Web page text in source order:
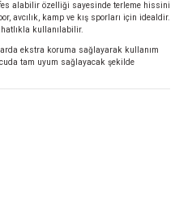
alabilir özelliği sayesinde terleme hissini
avcılık, kamp ve kış sporları için idealdir.
kullanılabilir.
ekstra koruma sağlayarak kullanım
tam uyum sağlayacak şekilde